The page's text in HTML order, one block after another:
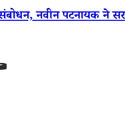
नवीन पटनायक ने